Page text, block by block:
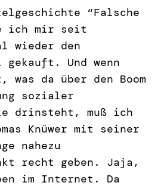
“Falsche
ich mir seit
wieder den
gekauft. Und wenn
da über den Boom
sozialer
drinsteht, muß ich
Knüwer mit seiner
nahezu
recht geben. Jaja,
im Internet. Da